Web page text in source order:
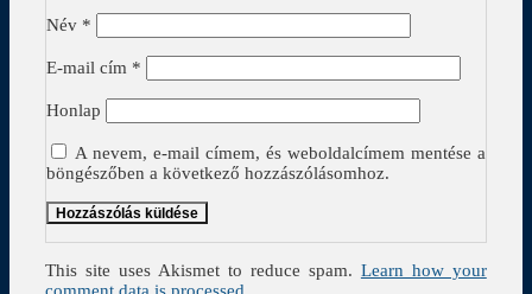
Név *
E-mail cím *
Honlap
A nevem, e-mail címem, és weboldalcímem mentése a
böngészőben a következő hozzászólásomhoz.
This site uses Akismet to reduce spam. Learn how your
comment data is processed.